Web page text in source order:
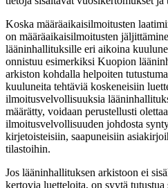
Koska määräaikaisilmoitusten
on määräaikaisilmoitusten
lääninhallituksille eri aikoina
onnistuu esimerkiksi Kuopion
arkiston kohdalla helpoiten
kuuluneita tehtäviä koskeneisiin
ilmoitusvelvollisuuksia
määrätty, voidaan perustellusti
ilmoitusvelvollisuuden johdosta
kirjetoisteisiin, saapuneisiin
tilastoihin.
Jos lääninhallituksen arkistoon ei
kertovia luetteloita, on syytä tutustua